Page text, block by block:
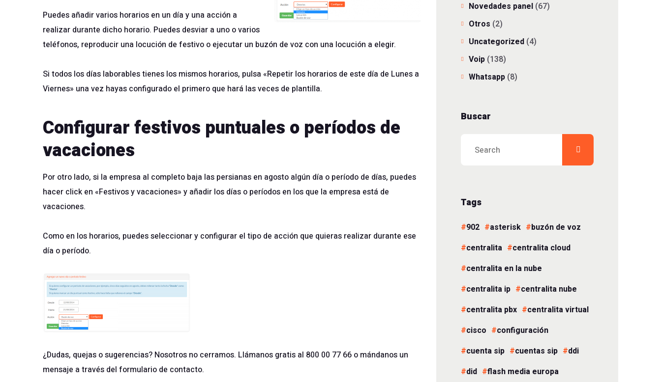
Puedes añadir varios horarios en un día y una acción a
realizar durante dicho horario. Puedes desviar a uno o varios
teléfonos, reproducir una locución de festivo o ejecutar un buzón de voz con una locución a elegir.
Si todos los días laborables tienes los mismos horarios, pulsa «Repetir los horarios de este día de Lunes a
Viernes» una vez hayas configurado el primero que hará las veces de plantilla.
Configurar festivos puntuales o períodos de
vacaciones
Por otro lado, si la empresa al completo baja las persianas en agosto algún día o período de días, puedes
hacer click en «Festivos y vacaciones» y añadir los días o períodos en los que la empresa está de
vacaciones.
Como en los horarios, puedes seleccionar y configurar el tipo de acción que quieras realizar durante ese
día o período.
¿Dudas, quejas o sugerencias? Nosotros no cerramos. Llámanos gratis al 800 00 77 66 o mándanos un
mensaje a través del formulario de contacto.
Novedades panel (67)
Otros (2)
Uncategorized (4)
Voip (138)
Whatsapp (8)
Buscar
Tags
902 asterisk
buzón de voz
centralita
centralita cloud
centralita en la nube
centralita ip
centralita nube
centralita pbx
centralita virtual
cisco
configuración
cuenta sip
cuentas sip
ddi
did
flash media europa